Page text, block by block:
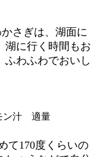
さぎは、湖面に
湖に行く時間もお
ふわふわでおいし
モン汁 適量
て170度くらいの